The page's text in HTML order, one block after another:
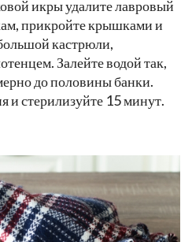
икры удалите лавровый
прикройте крышками и
кастрюли,
Залейте водой так,
до половины банки.
и стерилизуйте 15 минут.